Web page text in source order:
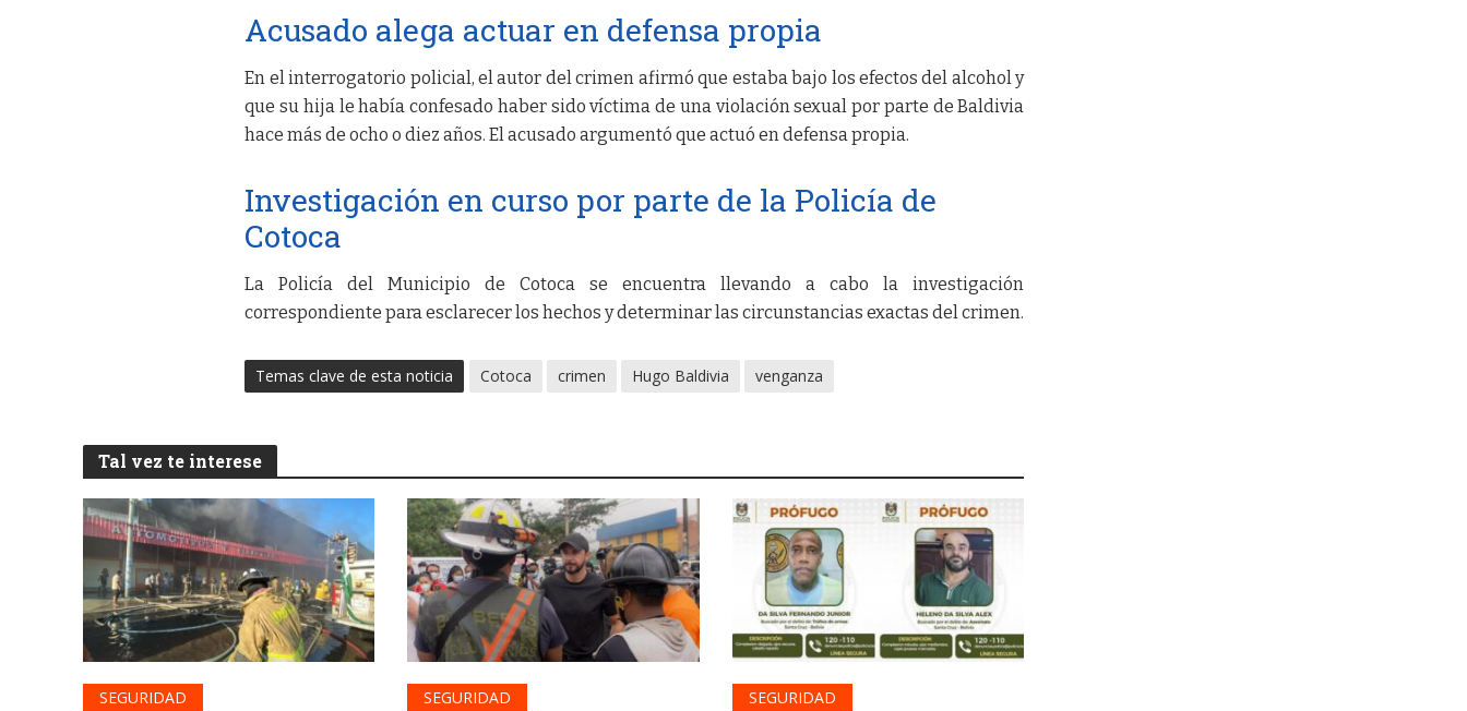
Acusado alega actuar en defensa propia
En el interrogatorio policial, el autor del crimen afirmó que estaba bajo los efectos del alcohol y
que su hija le había confesado haber sido víctima de una violación sexual por parte de Baldivia
hace más de ocho o diez años. El acusado argumentó que actuó en defensa propia.
Investigación en curso por parte de la Policía de
Cotoca
La Policía del Municipio de Cotoca se encuentra llevando a cabo la investigación
correspondiente para esclarecer los hechos y determinar las circunstancias exactas del crimen.
Temas clave de esta noticia Cotoca crimen Hugo Baldivia venganza
Tal vez te interese
SEGURIDAD SEGURIDAD SEGURIDAD